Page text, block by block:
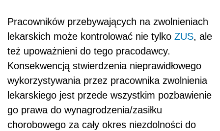
Pracowników przebywających na zwolnieniach
lekarskich może kontrolować nie tylko ZUS, ale
też upoważnieni do tego pracodawcy.
Konsekwencją stwierdzenia nieprawidłowego
wykorzystywania przez pracownika zwolnienia
lekarskiego jest przede wszystkim pozbawienie
go prawa do wynagrodzenia/zasiłku
chorobowego za cały okres niezdolności do